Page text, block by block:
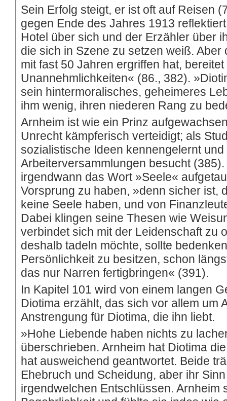
Sein Erfolg steigt, er ist oft auf Reisen
gegen Ende des Jahres 1913
Hotel über sich und der Erzähler über
die sich in Szene zu setzen weiß. Aber
mit fast 50 Jahren ergriffen hat,
Unannehmlichkeiten« (86., 382).
sein hintermoralisches, geheimeres
ihm wenig, ihren niederen Rang zu
Arnheim ist wie ein Prinz
Unrecht kämpferisch verteidigt; als
sozialistische Ideen kennengelernt und
Arbeiterversammlungen besucht
irgendwann das Wort »Seele«
Vorsprung zu haben, »denn sicher ist,
keine Seele haben, und von
Dabei klingen seine Thesen wie
verbindet sich mit der Leidenschaft zu
deshalb tadeln möchte, sollte
Persönlichkeit zu besitzen, schon
das nur Narren fertigbringen« (391).
In Kapitel 101 wird von einem langen
Diotima erzählt, das sich vor allem um
Anstrengung für Diotima, die ihn liebt.
»Hohe Liebende haben nichts zu
überschrieben. Arnheim hat Diotima
hat ausweichend geantwortet. Beide
Ehebruch und Scheidung, aber ihr
irgendwelchen Entschlüssen. Arnheim